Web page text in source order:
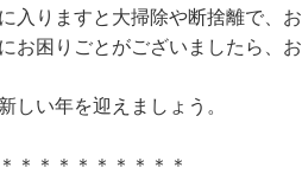
入りますと大掃除や断捨離で、お
お困りごとがございましたら、お
しい年を迎えましょう。
＊＊＊＊＊＊＊＊